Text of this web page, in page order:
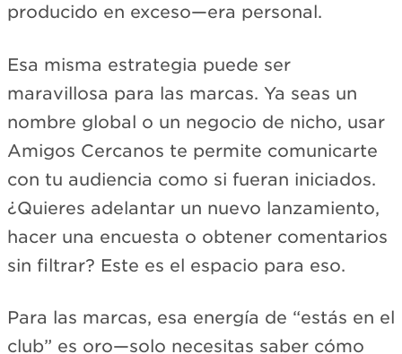
producido en exceso—era personal.
Esa misma estrategia puede ser
maravillosa para las marcas. Ya seas un
nombre global o un negocio de nicho, usar
Amigos Cercanos te permite comunicarte
con tu audiencia como si fueran iniciados.
¿Quieres adelantar un nuevo lanzamiento,
hacer una encuesta o obtener comentarios
sin filtrar? Este es el espacio para eso.
Para las marcas, esa energía de “estás en el
club” es oro—solo necesitas saber cómo